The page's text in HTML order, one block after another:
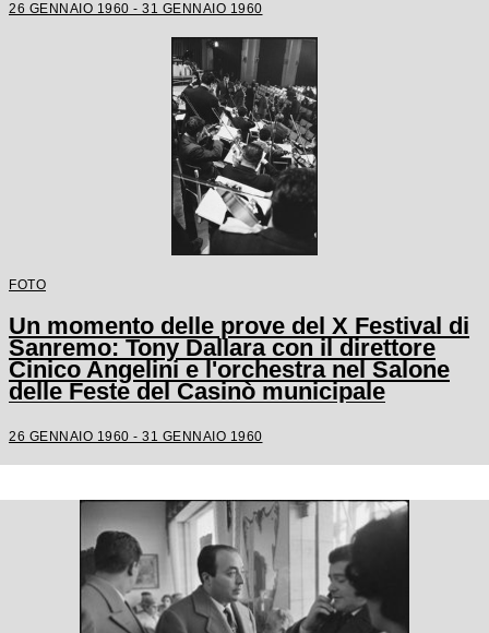
26 GENNAIO 1960 - 31 GENNAIO 1960
FOTO
Un momento delle prove del X Festival di
Sanremo: Tony Dallara con il direttore
Cinico Angelini e l'orchestra nel Salone
delle Feste del Casinò municipale
26 GENNAIO 1960 - 31 GENNAIO 1960